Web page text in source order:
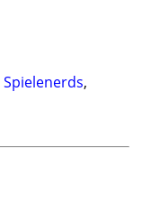
Spielenerds,